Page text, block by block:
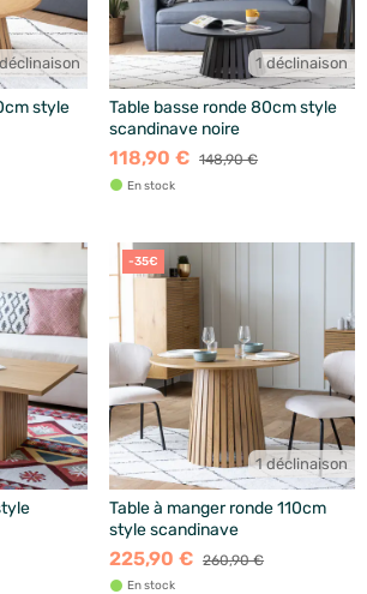
style
1 déclinaison
Table basse ronde 80cm style
scandinave noire
118,90 € 148,90 €
En stock
-35€
1 déclinaison
Table à manger ronde 110cm
style scandinave
225,90 € 260,90 €
En stock